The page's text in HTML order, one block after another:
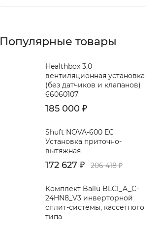
Популярные товары
Healthbox 3.0
вентиляционная установка
(без датчиков и клапанов)
66060107
185 000 ₽
Shuft NOVA-600 EC
Установка приточно-
вытяжная
172 627 ₽ 206 418₽
Комплект Ballu BLCI_A_C-
24HN8_V3 инверторной
сплит-системы, кассетного
типа